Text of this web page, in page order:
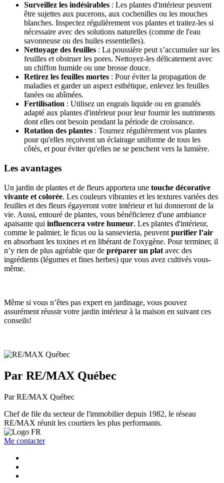
Surveillez les indésirables : Les plantes d'intérieur peuvent
être sujettes aux pucerons, aux cochenilles ou les mouches
blanches. Inspectez régulièrement vos plantes et traitez-les si
nécessaire avec des solutions naturelles (comme de l'eau
savonneuse ou des huiles essentielles).
Nettoyage des feuilles : La poussière peut s’accumuler sur les
feuilles et obstruer les pores. Nettoyez-les délicatement avec
un chiffon humide ou une brosse douce.
Retirez les feuilles mortes : Pour éviter la propagation de
maladies et garder un aspect esthétique, enlevez les feuilles
fanées ou abîmées.
Fertilisation : Utilisez un engrais liquide ou en granulés
adapté aux plantes d'intérieur pour leur fournir les nutriments
dont elles ont besoin pendant la période de croissance.
Rotation des plantes : Tournez régulièrement vos plantes
pour qu'elles reçoivent un éclairage uniforme de tous les
côtés, et pour éviter qu'elles ne se penchent vers la lumière.
Les avantages
Un jardin de plantes et de fleurs apportera une touche décorative
vivante et colorée. Les couleurs vibrantes et les textures variées des
feuilles et des fleurs égayeront votre intérieur et lui donneront de la
vie. Aussi, entouré de plantes, vous bénéficierez d'une ambiance
apaisante qui influencera votre humeur. Les plantes d'intérieur,
comme le palmier, le ficus ou la sansevieria, peuvent purifier l’air
en absorbant les toxines et en libérant de l'oxygène. Pour terminer, il
n’y rien de plus agréable que de préparer un plat avec des
ingrédients (légumes et fines herbes) que vous avez cultivés vous-
même.
Même si vous n’êtes pas expert en jardinage, vous pouvez
assurément réussir votre jardin intérieur à la maison en suivant ces
conseils!
Par RE/MAX Québec
Par RE/MAX Québec
Chef de file du secteur de l'immobilier depuis 1982, le réseau
RE/MAX réunit les courtiers les plus performants.
Me contacter